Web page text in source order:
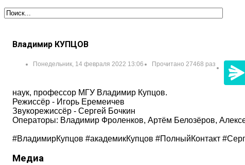
Владимир КУПЦОВ
Понедельник, 14 февраля 2022 13:06 Прочитано 27468 раз
наук, профессор МГУ Владимир Купцов.
Режиссёр - Игорь Еремеичев
Звукорежиссёр - Сергей Бочкин
Операторы: Владимир Фроленков, Артём Белозёров,
#ВладимирКупцов #академикКупцов #ПолныйКонтакт
Медиа